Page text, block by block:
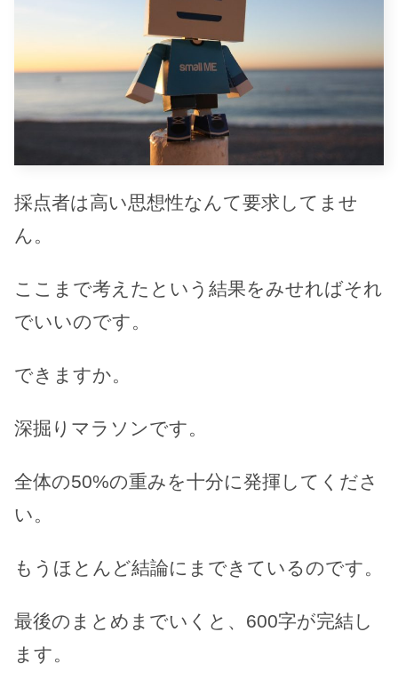
採点者は高い思想性なんて要求してませ
ん。
ここまで考えたという結果をみせればそれ
でいいのです。
できますか。
深掘りマラソンです。
全体の50%の重みを十分に発揮してくださ
い。
もうほとんど結論にまできているのです。
最後のまとめまでいくと、600字が完結し
ます。